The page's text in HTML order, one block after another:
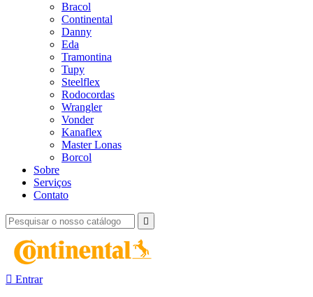
Bracol
Continental
Danny
Eda
Tramontina
Tupy
Steelflex
Rodocordas
Wrangler
Vonder
Kanaflex
Master Lonas
Borcol
Sobre
Serviços
Contato

 Entrar